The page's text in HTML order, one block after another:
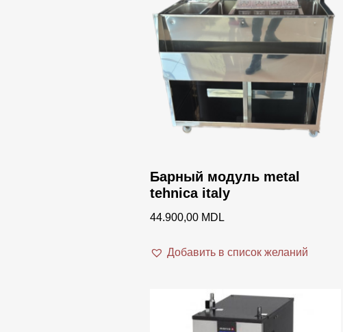
Фильтрация по рейтингу
Product categories
Product categories
Барный модуль metal
tehnica italy
44.900,00 MDL
Добавить в список желаний